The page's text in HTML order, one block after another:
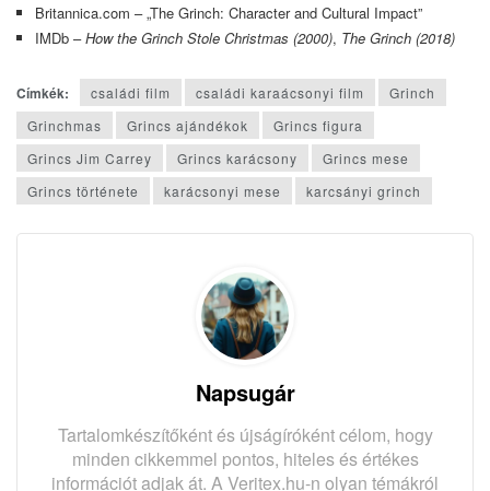
Britannica.com – „The Grinch: Character and Cultural Impact”
IMDb –How the Grinch Stole Christmas (2000), The Grinch (2018)
Címkék: családi film családi karaácsonyi film
Grinch
Grinchmas
Grincs ajándékok
Grincs figura
Grincs Jim Carrey
Grincs karácsony
Grincs mese
Grincs története
karácsonyi mese karcsányi grinch
Napsugár
Tartalomkészítőként és újságíróként célom, hogy
minden cikkemmel pontos, hiteles és értékes
információt adjak át. A Veritex.hu-n olyan témákról